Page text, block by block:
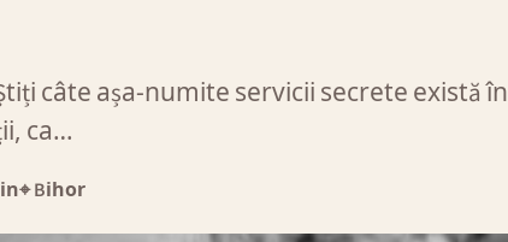
câte așa-numite servicii secrete există în
ca…
⌖ Bihor